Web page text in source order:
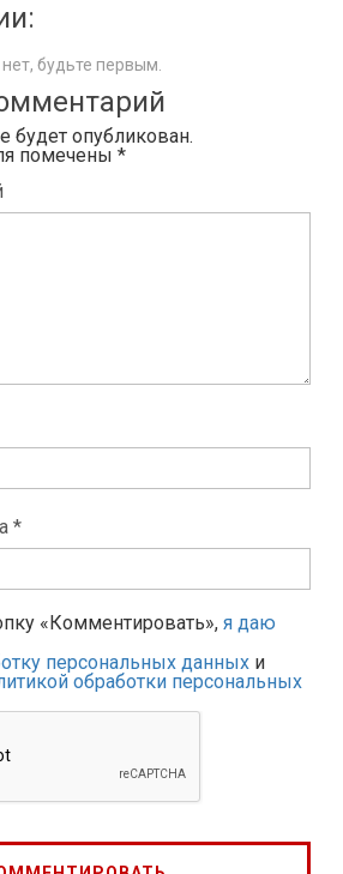
будьте первым.
будет опубликован.
помечены *
*
«Комментировать», я даю
персональных данных и
обработки персональных